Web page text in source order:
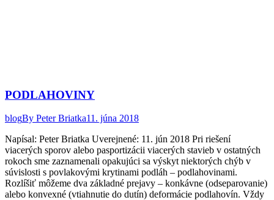
PODLAHOVINY
blogBy Peter Briatka11. júna 2018
Napísal: Peter Briatka Uverejnené: 11. jún 2018 Pri riešení
viacerých sporov alebo pasportizácii viacerých stavieb v ostatných
rokoch sme zaznamenali opakujúci sa výskyt niektorých chýb v
súvislosti s povlakovými krytinami podláh – podlahovinami.
Rozlíšiť môžeme dva základné prejavy – konkávne (odseparovanie)
alebo konvexné (vtiahnutie do dutín) deformácie podlahovín. Vždy